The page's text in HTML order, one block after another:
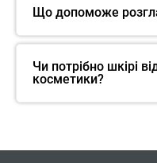
Що допоможе
Чи потрібно шкірі
косметики?